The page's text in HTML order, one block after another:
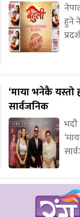
हुने
‘माया भनेकै यस्तो
सार्वजनिक
भदौ